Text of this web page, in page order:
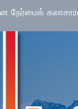
தேசிய